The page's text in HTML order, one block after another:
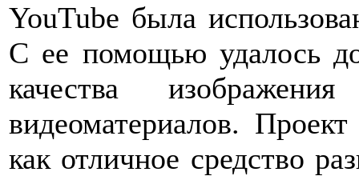
YouTube была
С ее помощью удалось
качества
видеоматериалов.
как отличное средство